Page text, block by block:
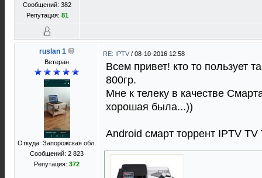
Сообщений: 382
Репутация: 81
ruslan 1
Ветеран
Откуда: Запорожская обл.
Сообщений: 2 823
Репутация: 372
RE: IPTV / 08-10-2016 12:58
Всем привет! кто то пользует
800гр.
Мне к телеку в качестве
хорошая была...))
Android смарт торрент IPTV